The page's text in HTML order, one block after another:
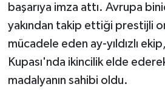
başarıya imza attı. Avrupa
yakından takip ettiği prestijli
mücadele eden ay-yıldızlı
Kupası'nda ikincilik elde
madalyanın sahibi oldu.